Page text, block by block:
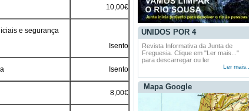
10,00€
e segurança
Isento
Isento
8,00€
UNIDOS POR 4
Revista Informativa da Junta de
Freguesia. Clique em "Ler mais..."
para descarregar ou ler
Ler mais...
Mapa Google